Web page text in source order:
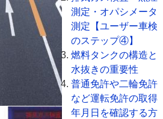
測定・オパシメータ
測定【ユーザー車検
のステップ④】
燃料タンクの構造と
水抜きの重要性
普通免許や二輪免許
など運転免許の取得
年月日を確認する方